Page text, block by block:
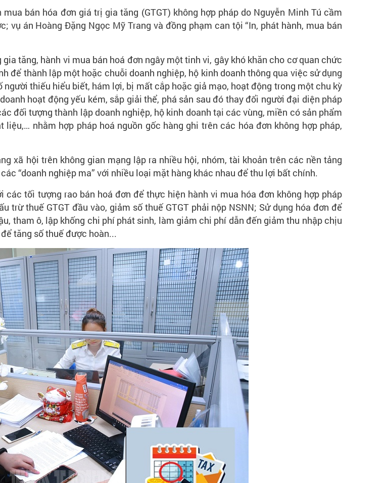
bán hóa đơn giá trị gia tăng (GTGT) không hợp pháp do Nguyễn Minh Tú cầm
vụ án Hoàng Đặng Ngọc Mỹ Trang và đồng phạm can tội “In, phát hành, mua bán
tăng, hành vi mua bán hoá đơn ngây một tinh vi, gây khó khăn cho cơ quan chức
để thành lập một hoặc chuỗi doanh nghiệp, hộ kinh doanh thông qua việc sử dụng
thiếu hiểu biết, hám lợi, bị mất cắp hoặc giả mạo, hoạt động trong một chu kỳ
hoạt động yếu kém, sắp giải thể, phá sản sau đó thay đổi người đại diện pháp
đối tượng thành lập doanh nghiệp, hộ kinh doanh tại các vùng, miền có sản phẩm
nhằm hợp pháp hoá nguồn gốc hàng ghi trên các hóa đơn không hợp pháp,
xã hội trên không gian mạng lập ra nhiều hội, nhóm, tài khoản trên các nền tảng
“doanh nghiệp ma” với nhiều loại mặt hàng khác nhau để thu lợi bất chính.
tối tượng rao bán hoá đơn để thực hiện hành vi mua hóa đơn không hợp pháp
thuế GTGT đầu vào, giảm số thuế GTGT phải nộp NSNN; Sử dụng hóa đơn để
tham ô, lập khống chi phí phát sinh, làm giảm chi phí dẫn đến giảm thu nhập chịu
tăng số thuế được hoàn...